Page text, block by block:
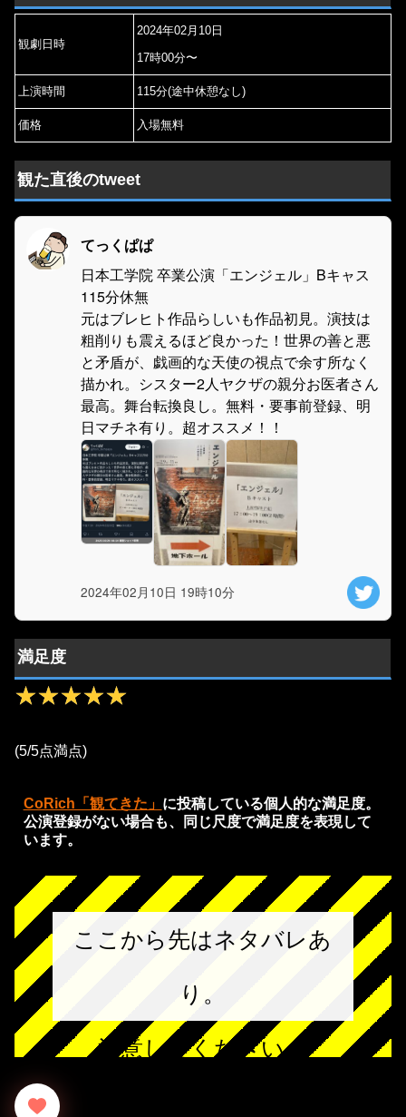
観劇日時
2024年02月10日
17時00分〜
上演時間 115分(途中休憩なし)
価格 入場無料
観た直後のtweet
てっくぱぱ
日本工学院 卒業公演「エンジェル」Bキャス
115分休無
元はブレヒト作品らしいも作品初見。演技は
粗削りも震えるほど良かった！世界の善と悪
と矛盾が、戯画的な天使の視点で余す所なく
描かれ。シスター2人ヤクザの親分お医者さん
最高。舞台転換良し。無料・要事前登録、明
日マチネ有り。超オススメ！！
2024年02月10日 19時10分
満足度
★★★★★
★★★★★
(5/5点満点)
CoRich「観てきた」 に投稿している個人的な満足度。
公演登録がない場合も、同じ尺度で満足度を表現して
います。
ここから先はネタバレあ
り。
注意してください。